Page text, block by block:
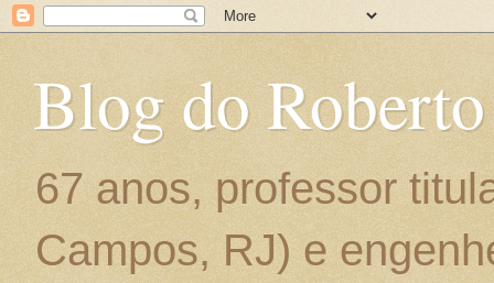
Blog do
67 anos, professor
Campos, RJ) e